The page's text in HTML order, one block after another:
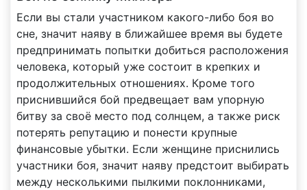
Если вы стали участником какого-либо боя во
сне, значит наяву в ближайшее время вы будете
предпринимать попытки добиться расположения
человека, который уже состоит в крепких и
продолжительных отношениях. Кроме того
приснившийся бой предвещает вам упорную
битву за своё место под солнцем, а также риск
потерять репутацию и понести крупные
финансовые убытки. Если женщине приснились
участники боя, значит наяву предстоит выбирать
между несколькими пылкими поклонниками,